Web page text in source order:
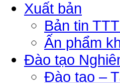
Xuất bản
Bản tin
Ấn phẩm
Đào tạo
Đào tạo –